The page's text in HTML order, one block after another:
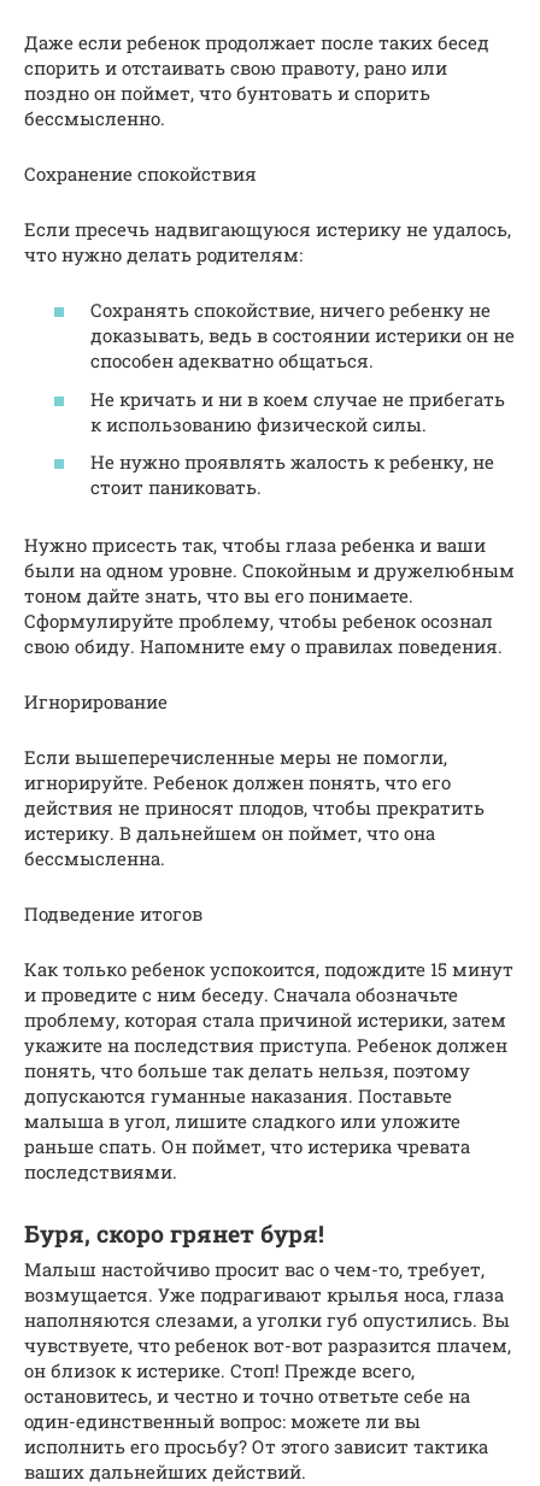
Даже если ребенок продолжает после таких бесед
спорить и отстаивать свою правоту, рано или
поздно он поймет, что бунтовать и спорить
бессмысленно.
Сохранение спокойствия
Если пресечь надвигающуюся истерику не удалось,
что нужно делать родителям:
Сохранять спокойствие, ничего ребенку не
доказывать, ведь в состоянии истерики он не
способен адекватно общаться.
Не кричать и ни в коем случае не прибегать
к использованию физической силы.
Не нужно проявлять жалость к ребенку, не
стоит паниковать.
Нужно присесть так, чтобы глаза ребенка и ваши
были на одном уровне. Спокойным и дружелюбным
тоном дайте знать, что вы его понимаете.
Сформулируйте проблему, чтобы ребенок осознал
свою обиду. Напомните ему о правилах поведения.
Игнорирование
Если вышеперечисленные меры не помогли,
игнорируйте. Ребенок должен понять, что его
действия не приносят плодов, чтобы прекратить
истерику. В дальнейшем он поймет, что она
бессмысленна.
Подведение итогов
Как только ребенок успокоится, подождите 15 минут
и проведите с ним беседу. Сначала обозначьте
проблему, которая стала причиной истерики, затем
укажите на последствия приступа. Ребенок должен
понять, что больше так делать нельзя, поэтому
допускаются гуманные наказания. Поставьте
малыша в угол, лишите сладкого или уложите
раньше спать. Он поймет, что истерика чревата
последствиями.
Буря, скоро грянет буря!
Малыш настойчиво просит вас о чем-то, требует,
возмущается. Уже подрагивают крылья носа, глаза
наполняются слезами, а уголки губ опустились. Вы
чувствуете, что ребенок вот-вот разразится плачем,
он близок к истерике. Стоп! Прежде всего,
остановитесь, и честно и точно ответьте себе на
один-единственный вопрос: можете ли вы
исполнить его просьбу? От этого зависит тактика
ваших дальнейших действий.